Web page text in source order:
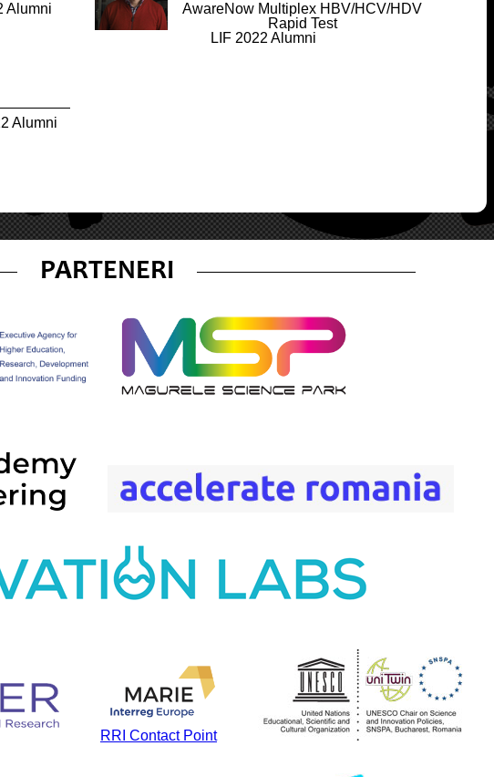
Alumni
AwareNow Multiplex HBV/HCV/HDV
Rapid Test
LIF 2022 Alumni
Alumni
PARTENERI
RRI Contact Point